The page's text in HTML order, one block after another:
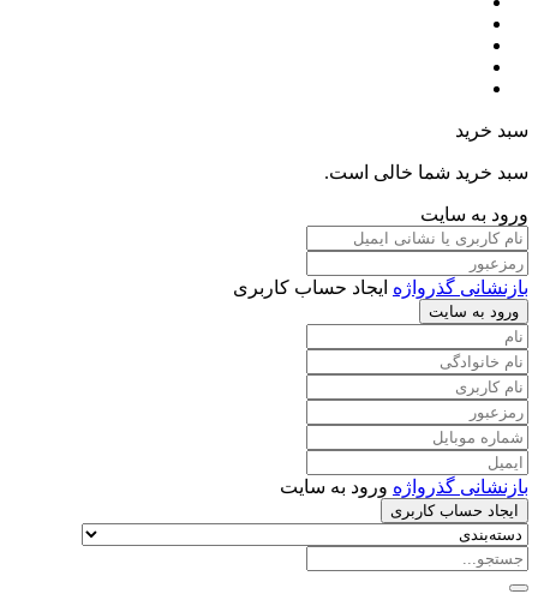
سبد خرید
سبد خرید شما خالی است.
ورود به سایت
بازنشانی گذرواژه ایجاد حساب کاربری
ورود به سایت
بازنشانی گذرواژه ورود به سایت
ایجاد حساب کاربری